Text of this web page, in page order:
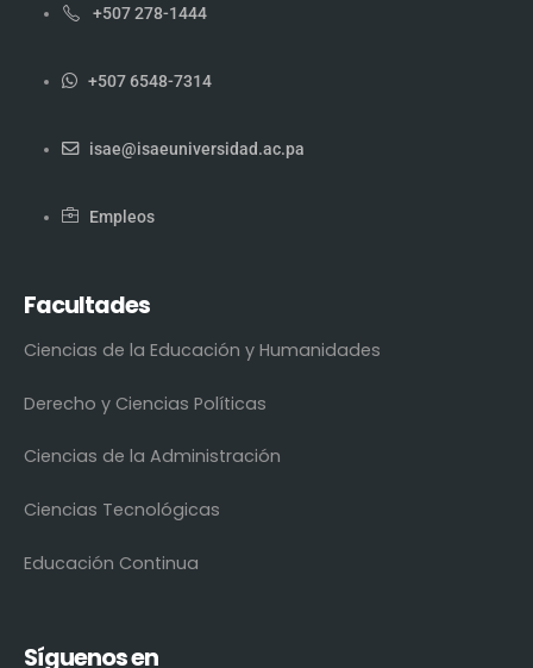
+507 278-1444
+507 6548-7314
isae@isaeuniversidad.ac.pa
Empleos
Facultades
Ciencias de la Educación y Humanidades
Derecho y Ciencias Políticas
Ciencias de la Administración
Ciencias Tecnológicas
Educación Continua
Síguenos en